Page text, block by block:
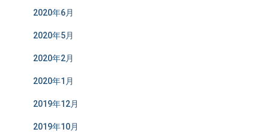
2020年6月
2020年5月
2020年2月
2020年1月
2019年12月
2019年10月